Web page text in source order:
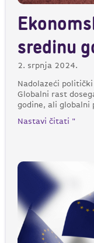
sredinu
2. srpnja 2024.
Nadolazeći
Globalni rast
godine, ali globalni
Nastavi čitati "